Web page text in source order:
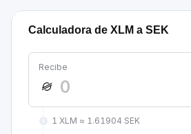
Calculadora de XLM a SEK
Recibe
1 XLM ≈ 1.61904 SEK